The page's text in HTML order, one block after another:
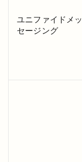
ユニファイドメッ
セージング